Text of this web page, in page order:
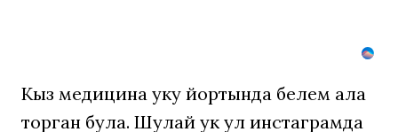
Кыз медицина уку йортында белем ала
торган була. Шулай ук ул инстаграмда